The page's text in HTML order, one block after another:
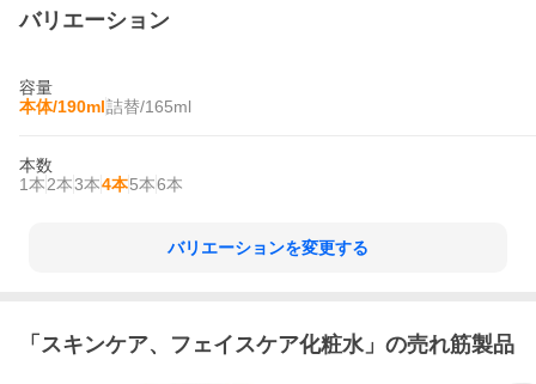
バリエーション
容量
本体/190ml詰替/165ml
本数
1本2本3本4本5本6本
バリエーションを変更する
「 スキンケア、フェイスケア化粧水 」の売れ筋製品